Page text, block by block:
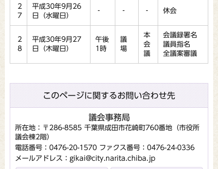
2
7
平成30年9月26
日（水曜日）
‐ ‐ ‐ 休会
2
8
平成30年9月27
日（木曜日）
午後
1時
議
場
本
会
議
会議録署名
議員指名
全議案審議
このページに関するお問い合わせ先
議会事務局
所在地：〒286-8585 千葉県成田市花崎町760番地（市役所
議会棟2階）
電話番号：0476-20-1570 ファクス番号：0476-24-0336
メールアドレス：gikai@city.narita.chiba.jp